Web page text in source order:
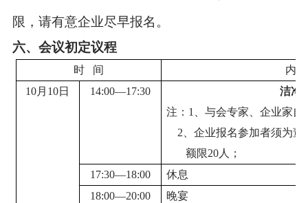
限，请有意企业尽早报名。
六、会议初定议程
时 间
内
10月10日
14:00—17:30 洁净
注：1、 与会专家、企业家自
2、企业报名参加者须为
额限20人；
17:30—18:00
休息
18:00—20:00
晚宴